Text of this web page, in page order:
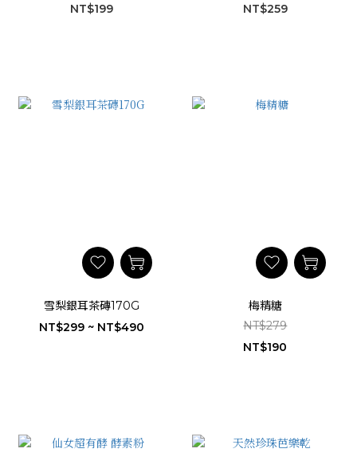
NT$199
NT$259
雪梨銀耳茶磚170G
NT$299 ~ NT$490
梅精糖
NT$279
NT$190